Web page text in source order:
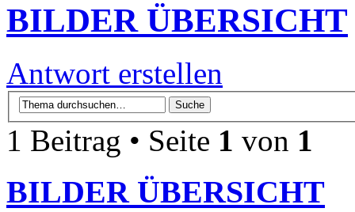
BILDER ÜBERSICHT
Antwort erstellen
1 Beitrag • Seite 1 von 1
BILDER ÜBERSICHT